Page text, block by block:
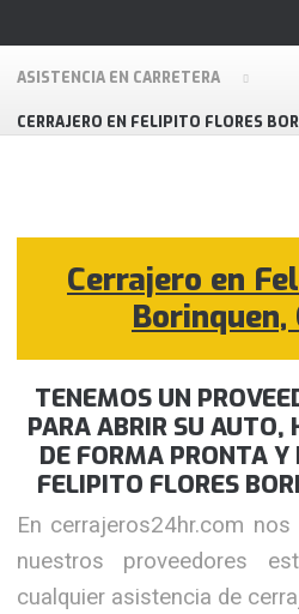
ASISTENCIA EN CARRETERA
CERRAJERO EN FELIPITO FLORES
Cerrajero en
Borinquen,
TENEMOS UN
PARA ABRIR SU AUTO,
DE FORMA PRONTA Y
FELIPITO FLORES
En cerrajeros24hr.com
nuestros proveedores
cualquier asistencia de